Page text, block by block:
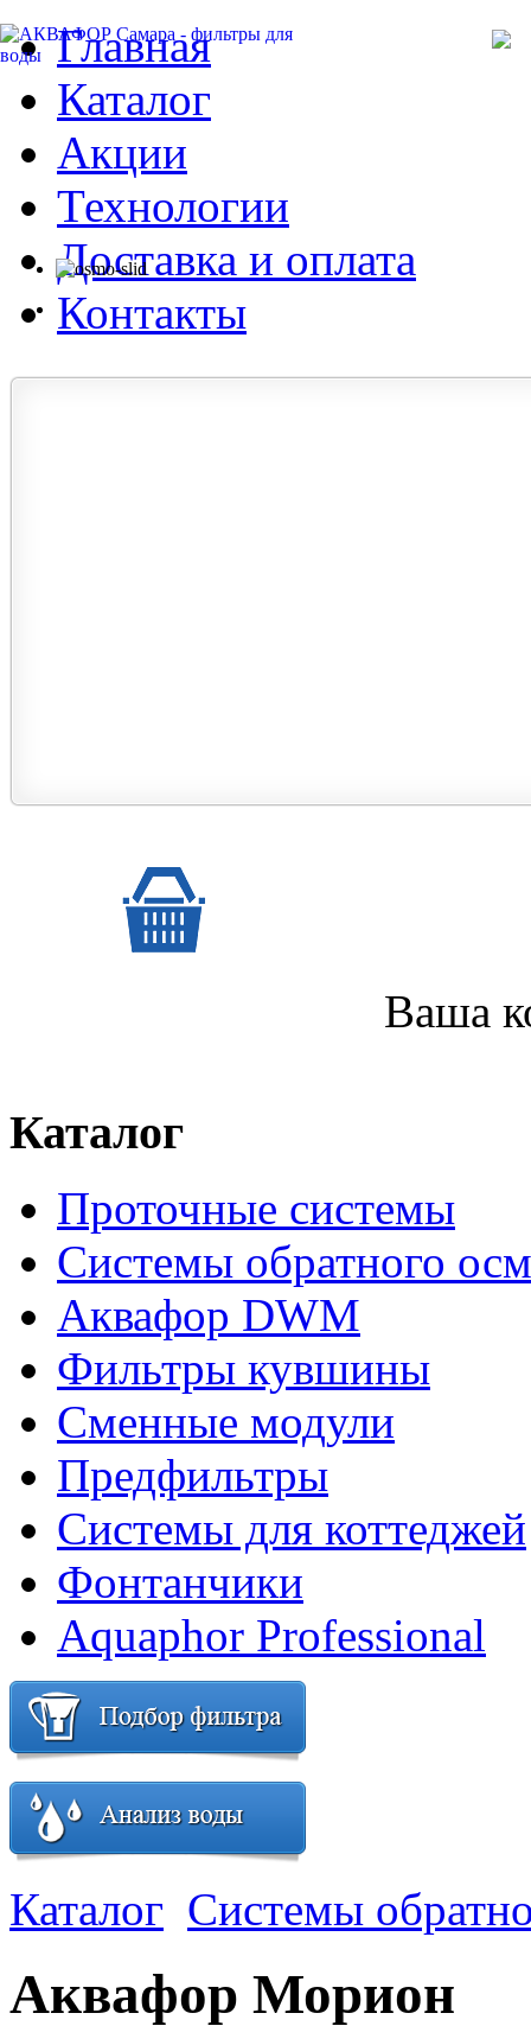
Главная
Каталог
Акции
Технологии
Доставка и оплата
Контакты
Ваша
Каталог
Проточные системы
Системы обратного
Аквафор DWM
Фильтры кувшины
Сменные модули
Предфильтры
Системы для коттеджей
Фонтанчики
Aquaphor Professional
Каталог Системы
Аквафор Морион